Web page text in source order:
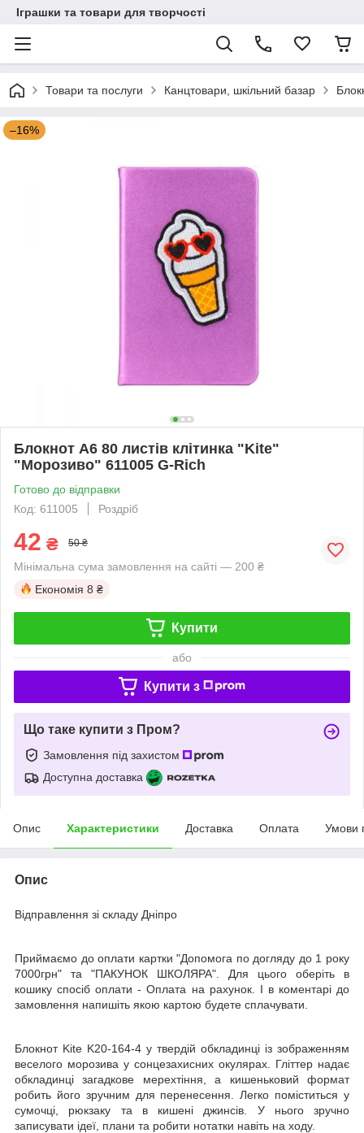
Іграшки та товари для творчості
Товари та послуги Канцтовари, шкільний базар
–16%
Блокнот А6 80 листів клітинка "Kite"
"Морозиво" 611005 G-Rich
Готово до відправки
Код: 611005
Роздріб
42 ₴ 50 ₴
Мінімальна сума замовлення на сайті — 200 ₴
Економія 8 ₴
Купити
або
Купити з
Що таке купити з Пром?
Замовлення під захистом
Доступна доставка
Опис Характеристики Доставка Оплата Умови
Опис
Відправлення зі складу Дніпро
Приймаємо до оплати картки "Допомога по догляду до 1 року
7000грн" та "ПАКУНОК ШКОЛЯРА". Для цього оберіть в
кошику спосіб оплати - Оплата на рахунок. І в коментарі до
замовлення напишіть якою картою будете сплачувати.
Блокнот Kite K20-164-4 у твердій обкладинці із зображенням
веселого морозива у сонцезахисних окулярах. Гліттер надає
обкладинці загадкове мерехтіння, а кишеньковий формат
робить його зручним для перенесення. Легко поміститься у
сумочці, рюкзаку та в кишені джинсів. У нього зручно
записувати ідеї, плани та робити нотатки навіть на ходу.